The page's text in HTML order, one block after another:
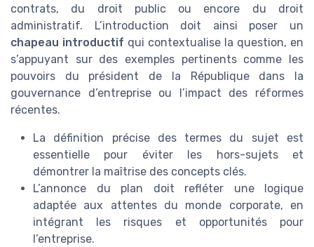
contrats, du droit public ou encore du droit
administratif. L’introduction doit ainsi poser un
chapeau introductif qui contextualise la question, en
s’appuyant sur des exemples pertinents comme les
pouvoirs du président de la République dans la
gouvernance d’entreprise ou l’impact des réformes
récentes.
La définition précise des termes du sujet est
essentielle pour éviter les hors-sujets et
démontrer la maîtrise des concepts clés.
L’annonce du plan doit refléter une logique
adaptée aux attentes du monde corporate, en
intégrant les risques et opportunités pour
l’entreprise.